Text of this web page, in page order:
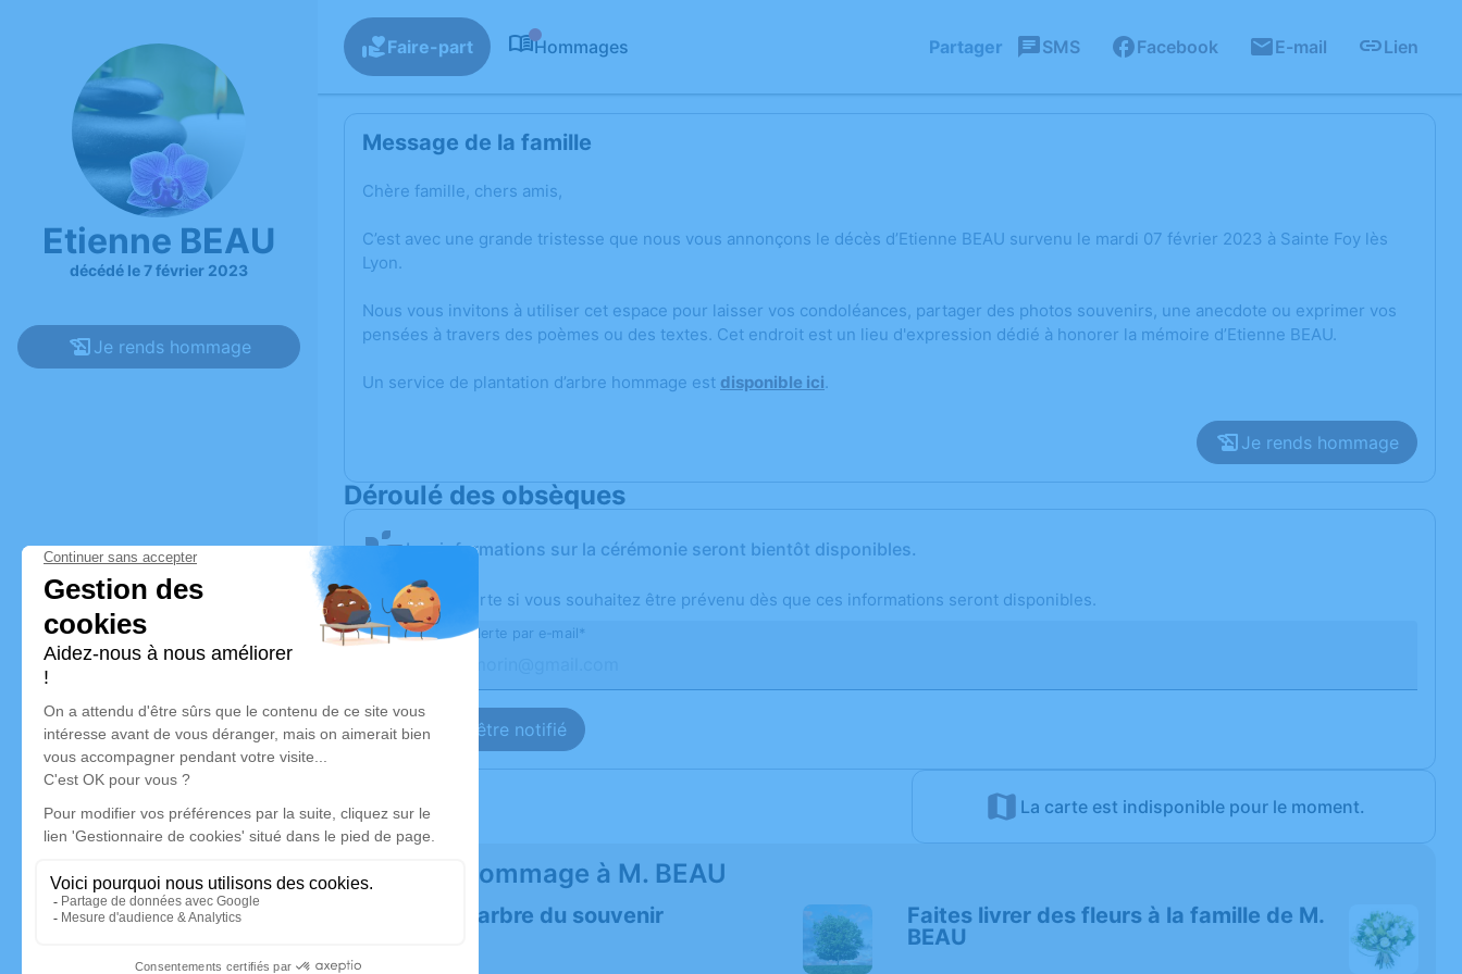
Etienne BEAU
décédé le 7 février 2023
Je rends hommage
Faire-part Hommages Partager SMS Facebook E-mail Lien
Message de la famille
Chère famille, chers amis,
C’est avec une grande tristesse que nous vous annonçons le décès d’Etienne BEAU survenu le mardi 07 février 2023 à Sainte Foy lès
Lyon.
Nous vous invitons à utiliser cet espace pour laisser vos condoléances, partager des photos souvenirs, une anecdote ou exprimer vos
pensées à travers des poèmes ou des textes. Cet endroit est un lieu d'expression dédié à honorer la mémoire d’Etienne BEAU.
Un service de plantation d’arbre hommage est disponible ici.
Je rends hommage
Déroulé des obsèques
Les informations sur la cérémonie seront bientôt disponibles.
Activez une alerte si vous souhaitez être prévenu dès que ces informations seront disponibles.
Recevoir une alerte par e-mail*
Je veux être notifié
La carte est indisponible pour le moment.
Rendez hommage à M. BEAU
Plantez un arbre du souvenir
Faites livrer des fleurs à la famille de M.
BEAU